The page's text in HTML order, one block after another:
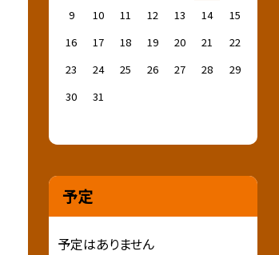
9
10 11 12 13 14
15
16
17 18 19 20 21
22
23
24 25 26 27 28
29
30
31
予定
予定はありません